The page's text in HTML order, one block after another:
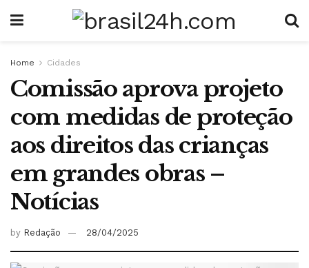
Home Cidades
Comissão aprova projeto
com medidas de proteção
aos direitos das crianças
em grandes obras –
Notícias
by Redação 28/04/2025